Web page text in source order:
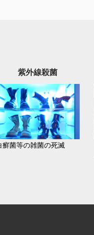
紫外線殺菌
癬菌等の雑菌の死滅